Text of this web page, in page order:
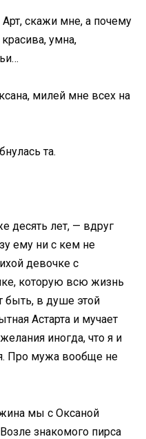
скажи мне, а почему
умна,
милей мне всех на
та.
десять лет, — вдруг
ему ни с кем не
девочке с
которую всю жизнь
в душе этой
Астарта и мучает
иногда, что я и
Про мужа вообще не
мы с Оксаной
знакомого пирса